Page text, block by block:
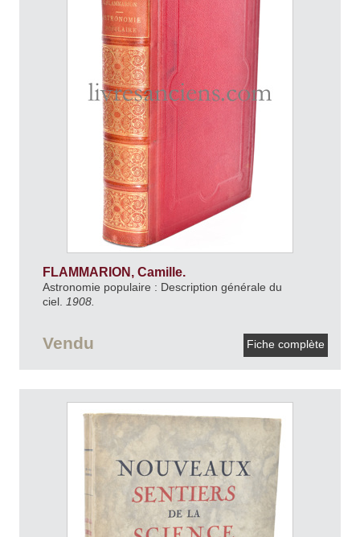
FLAMMARION, Camille.
Astronomie populaire : Description générale du
ciel. 1908.
Vendu Fiche complète